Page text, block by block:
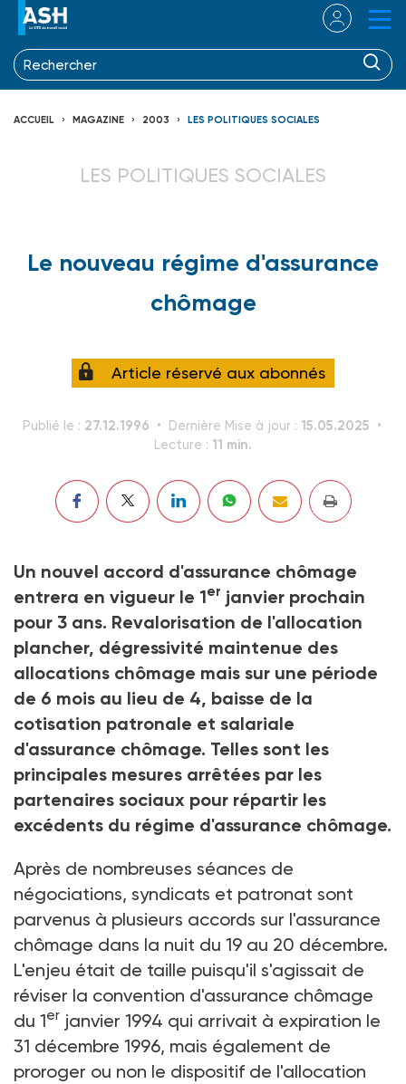
ACCUEIL MAGAZINE 2003 LES POLITIQUES SOCIALES
LES POLITIQUES SOCIALES
Le nouveau régime d'assurance
chômage
Article réservé aux abonnés
Publié le : 27.12.1996 Dernière Mise à jour : 15.05.2025
Lecture : 11 min.
Un nouvel accord d'assurance chômage
entrera en vigueur le 1er janvier prochain
pour 3 ans. Revalorisation de l'allocation
plancher, dégressivité maintenue des
allocations chômage mais sur une période
de 6 mois au lieu de 4, baisse de la
cotisation patronale et salariale
d'assurance chômage. Telles sont les
principales mesures arrêtées par les
partenaires sociaux pour répartir les
excédents du régime d'assurance chômage.
Après de nombreuses séances de
négociations, syndicats et patronat sont
parvenus à plusieurs accords sur l'assurance
chômage dans la nuit du 19 au 20 décembre.
L'enjeu était de taille puisqu'il s'agissait de
réviser la convention d'assurance chômage
du 1er janvier 1994 qui arrivait à expiration le
31 décembre 1996, mais également de
proroger ou non le dispositif de l'allocation